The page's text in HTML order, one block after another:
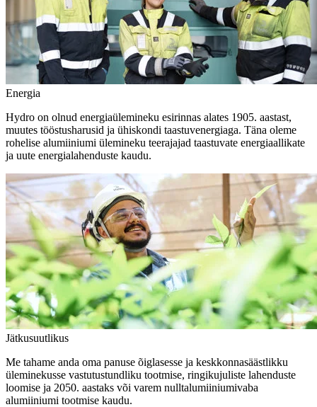
Energia
Hydro on olnud energiaülemineku esirinnas alates 1905. aastast,
muutes tööstusharusid ja ühiskondi taastuvenergiaga. Täna oleme
rohelise alumiiniumi ülemineku teerajajad taastuvate energiaallikate
ja uute energialahenduste kaudu.
Jätkusuutlikus
Me tahame anda oma panuse õiglasesse ja keskkonnasäästlikku
üleminekusse vastutustundliku tootmise, ringikujuliste lahenduste
loomise ja 2050. aastaks või varem nulltalumiiniumivaba
alumiiniumi tootmise kaudu.